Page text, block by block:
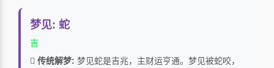
梦见: 蛇
吉
传统解梦: 梦见蛇是吉兆，主财运亨通。梦见被蛇咬，